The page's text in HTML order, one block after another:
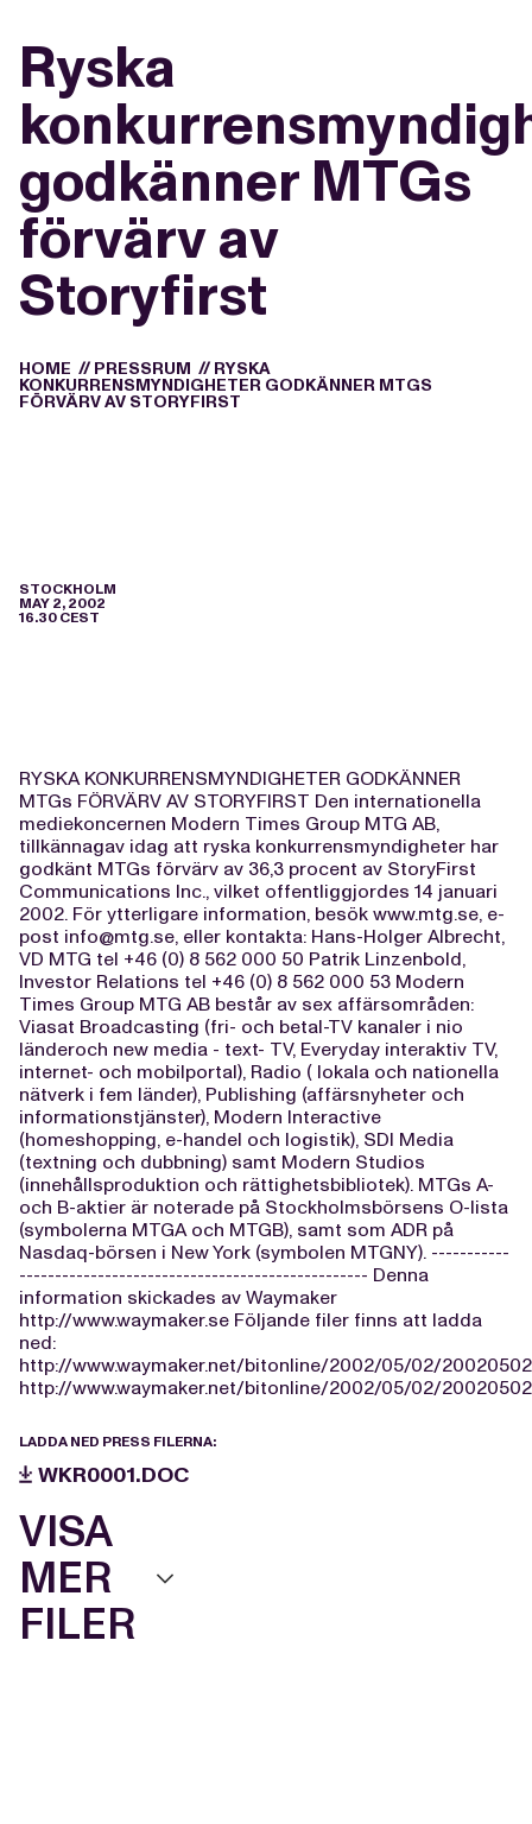
Ryska
godkänner MTGs
förvärv av
Storyfirst
HOME // PRESSRUM // RYSKA
KONKURRENSMYNDIGHETER GODKÄNNER MTGS
FÖRVÄRV AV STORYFIRST
STOCKHOLM
MAY 2, 2002
16.30 CEST
RYSKA KONKURRENSMYNDIGHETER GODKÄNNER
MTGs FÖRVÄRV AV STORYFIRST Den internationella
mediekoncernen Modern Times Group MTG AB,
tillkännagav idag att ryska konkurrensmyndigheter har
godkänt MTGs förvärv av 36,3 procent av StoryFirst
Communications Inc., vilket offentliggjordes 14 januari
2002. För ytterligare information, besök www.mtg.se, e-
post info@mtg.se, eller kontakta: Hans-Holger Albrecht,
VD MTG tel +46 (0) 8 562 000 50 Patrik Linzenbold,
Investor Relations tel +46 (0) 8 562 000 53 Modern
Times Group MTG AB består av sex affärsområden:
Viasat Broadcasting (fri- och betal-TV kanaler i nio
länderoch new media - text- TV, Everyday interaktiv TV,
internet- och mobilportal), Radio ( lokala och nationella
nätverk i fem länder), Publishing (affärsnyheter och
informationstjänster), Modern Interactive
(homeshopping, e-handel och logistik), SDI Media
(textning och dubbning) samt Modern Studios
(innehållsproduktion och rättighetsbibliotek). MTGs A-
och B-aktier är noterade på Stockholmsbörsens O-lista
(symbolerna MTGA och MTGB), samt som ADR på
Nasdaq-börsen i New York (symbolen MTGNY). -----------
------------------------------------------------- Denna
information skickades av Waymaker
http://www.waymaker.se Följande filer finns att ladda
ned:
http://www.waymaker.net/bitonline/2002/05/02/
http://www.waymaker.net/bitonline/2002/05/02/
LADDA NED PRESS FILERNA:
WKR0001.DOC
VISA
MER
FILER